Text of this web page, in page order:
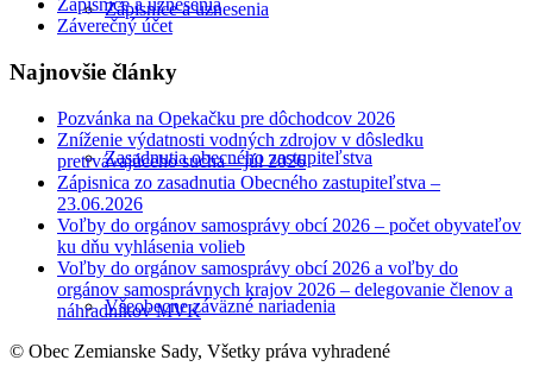
Zápisnice a uznesenia
Zasadnutia obecného zastupiteľstva
Všeobecne záväzné nariadenia
Zápisnice a uznesenia
Záverečný účet
Najnovšie články
Pozvánka na Opekačku pre dôchodcov 2026
Zníženie výdatnosti vodných zdrojov v dôsledku
pretrvávajúceho sucha – júl 2026
Zápisnica zo zasadnutia Obecného zastupiteľstva –
23.06.2026
Voľby do orgánov samosprávy obcí 2026 – počet obyvateľov
ku dňu vyhlásenia volieb
Voľby do orgánov samosprávy obcí 2026 a voľby do
orgánov samosprávnych krajov 2026 – delegovanie členov a
náhradníkov MVK
© Obec Zemianske Sady, Všetky práva vyhradené